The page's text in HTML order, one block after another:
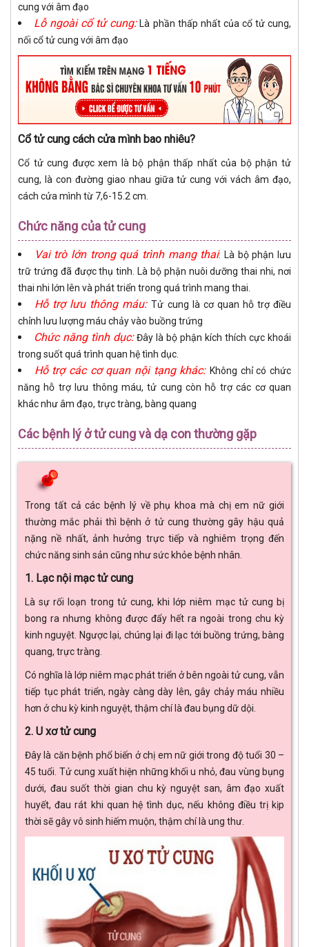
cung với âm đạo
Lỗ ngoài cổ tử cung:Là phần thấp nhất của cổ tử cung,
nối cổ tử cung với âm đạo
Cổ tử cung cách cửa mình bao nhiêu?
Cổ tử cung được xem là bộ phận thấp nhất của bộ phận tử
cung, là con đường giao nhau giữa tử cung với vách âm đạo,
cách cửa mình từ 7,6-15.2 cm.
Chức năng của tử cung
Vai trò lớn trong quá trình mang thai: Là bộ phận lưu
trữ trứng đã được thụ tinh. Là bộ phận nuôi dưỡng thai nhi, nơi
thai nhi lớn lên và phát triển trong quá trình mang thai.
Hỗ trợ lưu thông máu:Tử cung là cơ quan hỗ trợ điều
chỉnh lưu lượng máu chảy vào buồng trứng
Chức năng tình dục:Đây là bộ phận kích thích cực khoái
trong suốt quá trình quan hệ tình dục.
Hỗ trợ các cơ quan nội tạng khác:Không chỉ có chức
năng hỗ trợ lưu thông máu, tử cung còn hỗ trợ các cơ quan
khác như âm đạo, trực tràng, bàng quang
Các bệnh lý ở tử cung và dạ con thường gặp
Trong tất cả các bệnh lý về phụ khoa mà chị em nữ giới
thường mắc phải thì bệnh ở tử cung thường gây hậu quả
nặng nề nhất, ảnh hưởng trực tiếp và nghiêm trọng đến
chức năng sinh sản cũng như sức khỏe bệnh nhân.
1. Lạc nội mạc tử cung
Là sự rối loạn trong tử cung, khi lớp niêm mạc tử cung bị
bong ra nhưng không được đẩy hết ra ngoài trong chu kỳ
kinh nguyệt. Ngược lại, chúng lại đi lạc tới buồng trứng, bàng
quang, trực tràng.
Có nghĩa là lớp niêm mạc phát triển ở bên ngoài tử cung, vẫn
tiếp tục phát triển, ngày càng dày lên, gây chảy máu nhiều
hơn ở chu kỳ kinh nguyệt, thậm chí là đau bụng dữ dội.
2. U xơ tử cung
Đây là căn bệnh phổ biến ở chị em nữ giới trong độ tuổi 30 –
45 tuổi. Tử cung xuất hiện những khối u nhỏ, đau vùng bụng
dưới, đau suốt thời gian chu kỳ nguyệt san, âm đạo xuất
huyết, đau rát khi quan hệ tình dục, nếu không điều trị kịp
thời sẽ gây vô sinh hiếm muộn, thậm chí là ung thư.